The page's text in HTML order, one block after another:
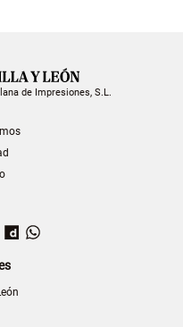
de Impresiones, S.L.
YouTubeDailymotion